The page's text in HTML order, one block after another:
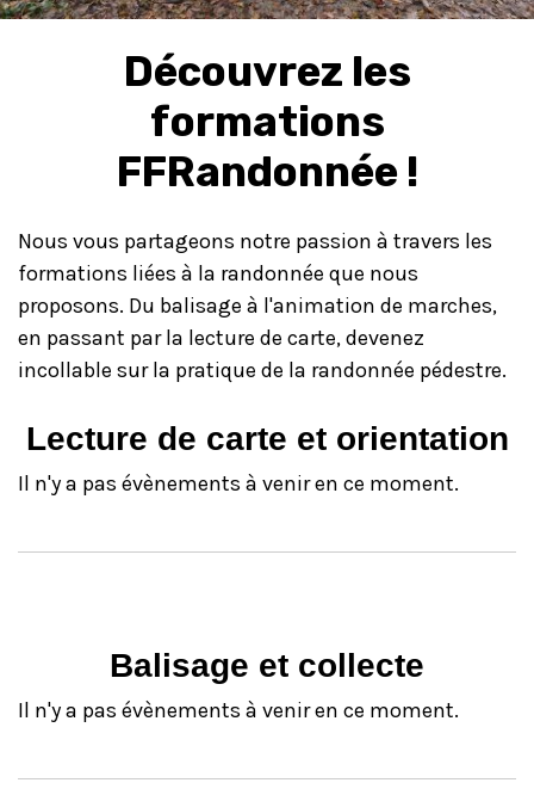
Découvrez les
formations
FFRandonnée !
Nous vous partageons notre passion à travers les
formations liées à la randonnée que nous
proposons. Du balisage à l'animation de marches,
en passant par la lecture de carte, devenez
incollable sur la pratique de la randonnée pédestre.
Lecture de carte et orientation
Il n'y a pas évènements à venir en ce moment.
Balisage et collecte
Il n'y a pas évènements à venir en ce moment.